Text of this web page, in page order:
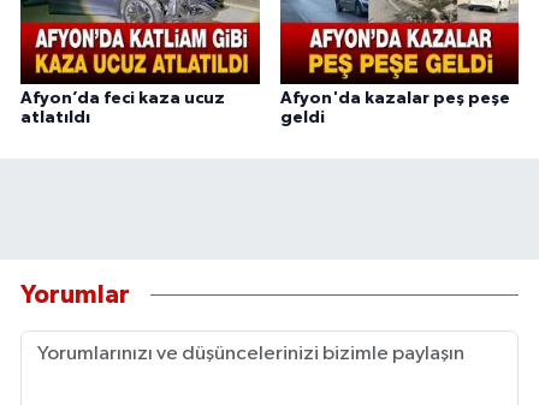
Afyon’da feci kaza ucuz
atlatıldı
Afyon'da kazalar peş peşe
geldi
Yorumlar